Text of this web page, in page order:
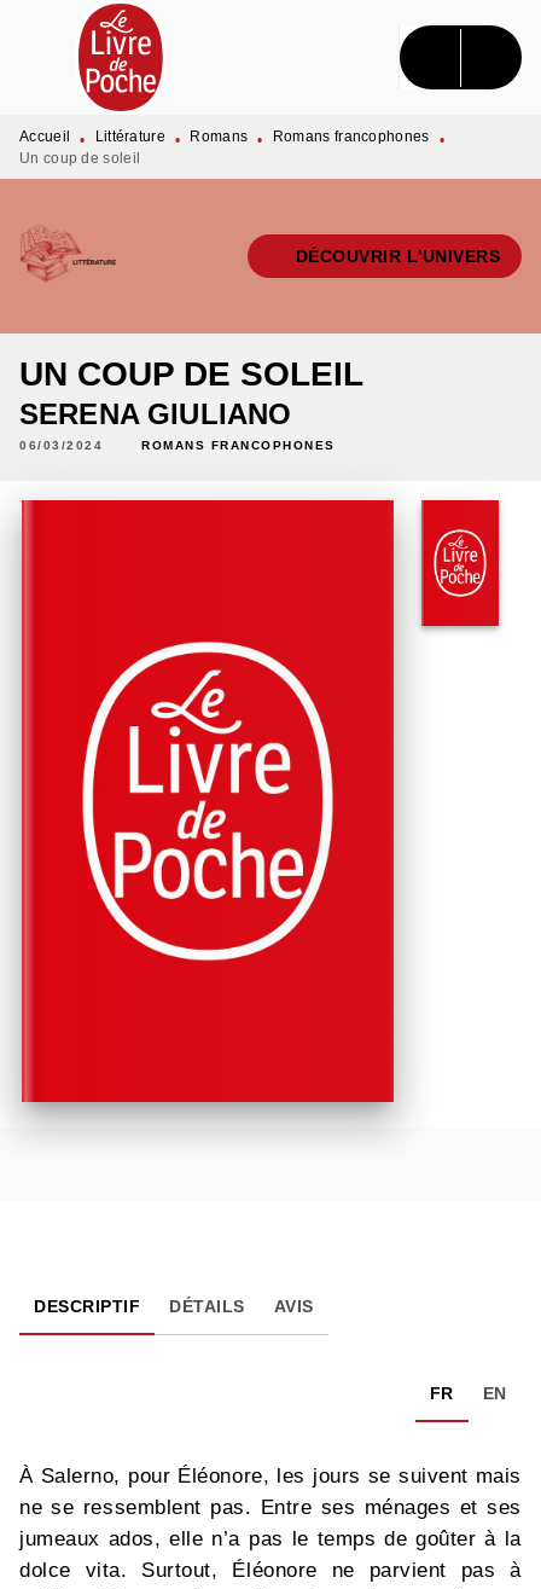
MENU RECHERCHE CONTENU
PIED DE PAGE
Accueil • Littérature • Romans • Romans francophones
•
Un coup de soleil
DÉCOUVRIR L'UNIVERS
UN COUP DE SOLEIL
SERENA GIULIANO
06/03/2024 ROMANS FRANCOPHONES
DESCRIPTIF DÉTAILS AVIS
FR EN
À Salerno, pour Éléonore, les jours se suivent mais
ne se ressemblent pas. Entre ses ménages et ses
jumeaux ados, elle n’a pas le temps de goûter à la
dolce vita. Surtout, Éléonore ne parvient pas à